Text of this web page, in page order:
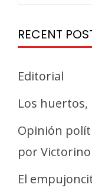
RECENT
Editorial
Los huertos,
Opinión
por
El